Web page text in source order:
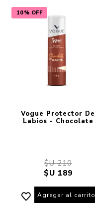
10% OFF
Vogue Protector De
Labios - Chocolate
$U 210
$U 189
Agregar al carrito